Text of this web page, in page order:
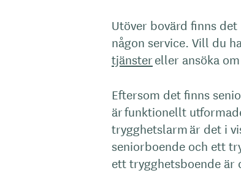
Utöver bovärd finns
någon service. Vill du
tjänstereller ansöka om
Eftersom det finns
är funktionellt
trygghetslarm är det i
seniorboende och ett
ett trygghetsboende är